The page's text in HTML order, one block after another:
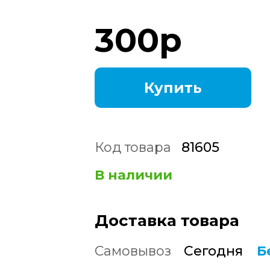
300р
Купить
Код товара
81605
В наличии
Доставка товара
Самовывоз Сегодня